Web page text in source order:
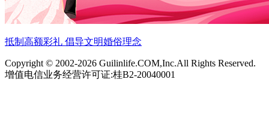
抵制高额彩礼 倡导文明婚俗理念
Copyright © 2002-2026 Guilinlife.COM,Inc.All Rights Reserved.
增值电信业务经营许可证:桂B2-20040001